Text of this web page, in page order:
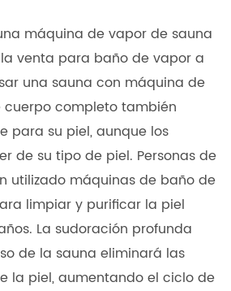
máquina de vapor de sauna
venta para baño de vapor a
una sauna con máquina de
completo también
para su piel, aunque los
de su tipo de piel. Personas de
utilizado máquinas de baño de
limpiar y purificar la piel
La sudoración profunda
de la sauna eliminará las
la piel, aumentando el ciclo de